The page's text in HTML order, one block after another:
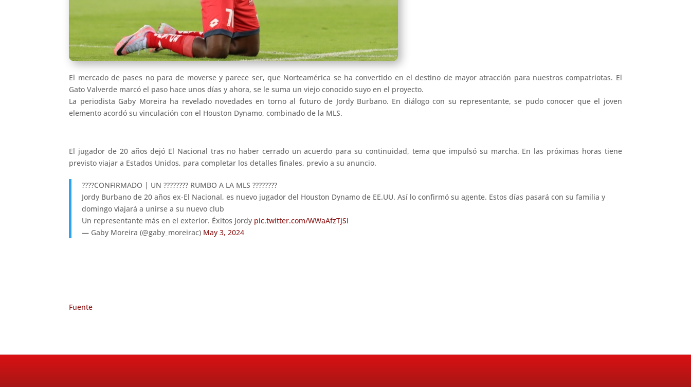
El mercado de pases no para de moverse y parece ser, que Norteamérica se ha convertido en el destino de mayor atracción para nuestros compatriotas. El
Gato Valverde marcó el paso hace unos días y ahora, se le suma un viejo conocido suyo en el proyecto.
La periodista Gaby Moreira ha revelado novedades en torno al futuro de Jordy Burbano. En diálogo con su representante, se pudo conocer que el joven
elemento acordó su vinculación con el Houston Dynamo, combinado de la MLS.
El jugador de 20 años dejó El Nacional tras no haber cerrado un acuerdo para su continuidad, tema que impulsó su marcha. En las próximas horas tiene
previsto viajar a Estados Unidos, para completar los detalles finales, previo a su anuncio.
????CONFIRMADO | UN ???????? RUMBO A LA MLS ????????
Jordy Burbano de 20 años ex-El Nacional, es nuevo jugador del Houston Dynamo de EE.UU. Así lo confirmó su agente. Estos días pasará con su familia y
domingo viajará a unirse a su nuevo club
Un representante más en el exterior. Éxitos Jordy pic.twitter.com/WWaAfzTjSI
— Gaby Moreira (@gaby_moreirac) May 3, 2024
Fuente